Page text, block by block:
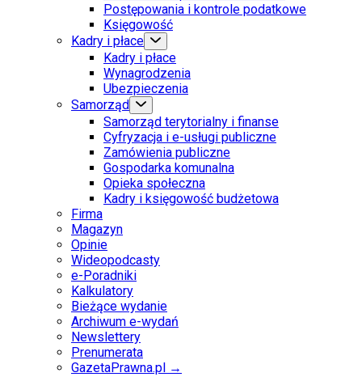
Postępowania i kontrole podatkowe
Księgowość
Kadry i płace
Kadry i płace
Wynagrodzenia
Ubezpieczenia
Samorząd
Samorząd terytorialny i finanse
Cyfryzacja i e-usługi publiczne
Zamówienia publiczne
Gospodarka komunalna
Opieka społeczna
Kadry i księgowość budżetowa
Firma
Magazyn
Opinie
Wideopodcasty
e-Poradniki
Kalkulatory
Bieżące wydanie
Archiwum e-wydań
Newslettery
Prenumerata
GazetaPrawna.pl →